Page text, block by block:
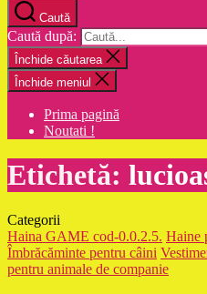
Caută
Caută după:
Închide căutarea
Închide meniul
Prima pagină
Noutati !
Etichetă:
Categorii
Haina GAME cod-0.0.2.5. Haine
Îmbrăcăminte pentru câini
pentru animale de companie